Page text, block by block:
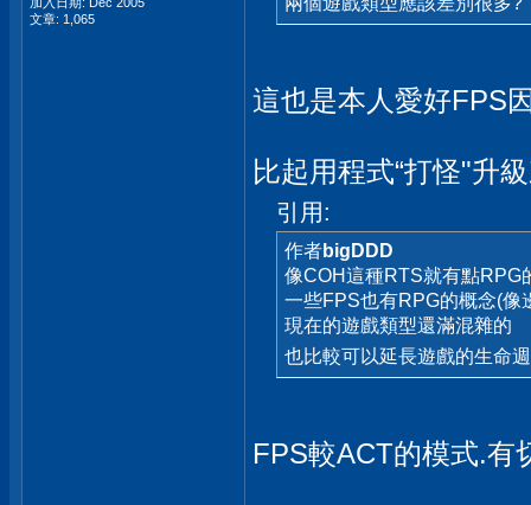
文章: 1,065
這也是本人愛好FPS
比起用程式“打怪"升
引用:
作者bigDDD
像COH這種RTS就有點RPG
一些FPS也有RPG的概念(像
現在的遊戲類型還滿混雜的
也比較可以延長遊戲的生命
FPS較ACT的模式.有